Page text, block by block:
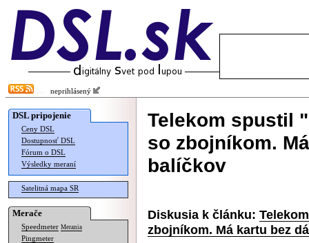
neprihlásený
DSL pripojenie
Ceny DSL
Dostupnosť DSL
Fórum o DSL
Výsledky meraní
Satelitná mapa SR
Merače
Speedmeter Merania
Pingmeter
Telekom spustil
so zbojníkom.
balíčkov
Diskusia k článku:
zbojníkom. Má kartu bez